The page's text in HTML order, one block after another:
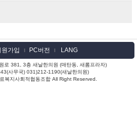
원가입 l PC버전 l LANG
로 381, 3층 새날한의원 (매탄동, 새롬프라자)
사무국) 031)212-1190(새날한의원)
복지사회적협동조합 All Right Reserved.